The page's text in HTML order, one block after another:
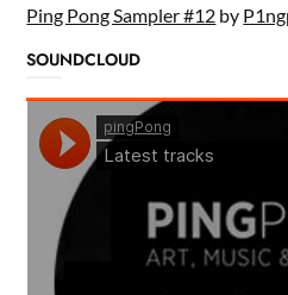
Ping Pong Sampler #12 by
SOUNDCLOUD